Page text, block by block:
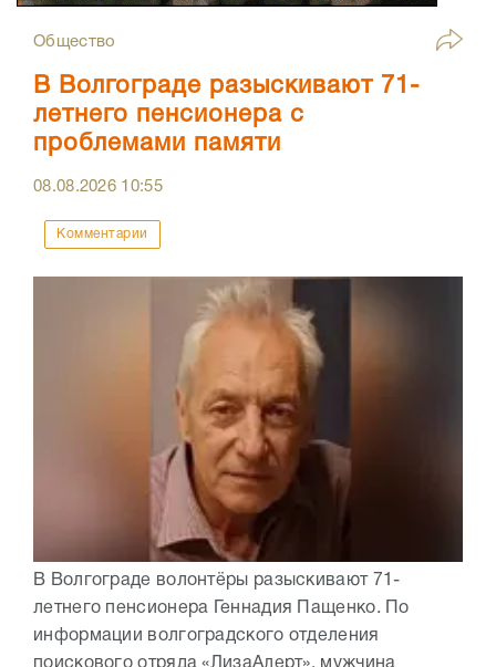
Общество
В Волгограде разыскивают 71-
летнего пенсионера с
проблемами памяти
08.08.2026 10:55
Комментарии
В Волгограде волонтёры разыскивают 71-
летнего пенсионера Геннадия Пащенко. По
информации волгоградского отделения